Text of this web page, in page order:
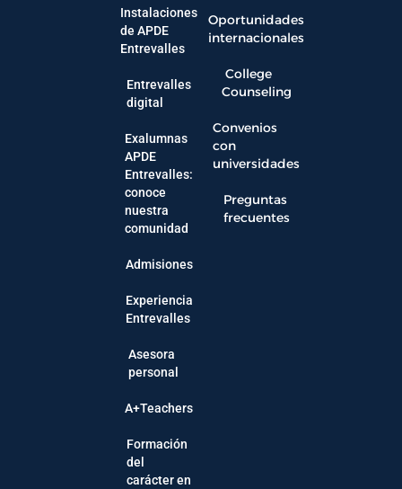
Instalaciones
de APDE
Entrevalles
Entrevalles
digital
Exalumnas
APDE
Entrevalles:
conoce
nuestra
comunidad
Admisiones
Experiencia
Entrevalles
Asesora
personal
A+Teachers
Formación
del
carácter en
Oportunidades
internacionales
College
Counseling
Convenios
con
universidades
Preguntas
frecuentes